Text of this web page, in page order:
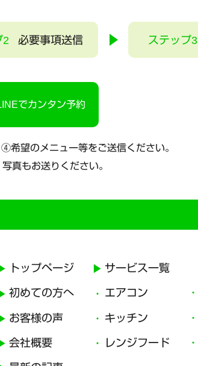
2 必要事項送信 ステップ3
でカンタン予約
④希望のメニュー等をご送信ください。
真もお送りください。
トップページ
初めての方へ
お客様の声
会社概要
サービス一覧
エアコン
キッチン
レンジフード